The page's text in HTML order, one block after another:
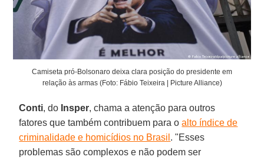
Camiseta pró-Bolsonaro deixa clara posição do presidente em
relação às armas (Foto: Fábio Teixeira | Picture Alliance)
Conti, do Insper, chama a atenção para outros
fatores que também contribuem para oalto índice de
criminalidade e homicídios no Brasil . "Esses
problemas são complexos e não podem ser